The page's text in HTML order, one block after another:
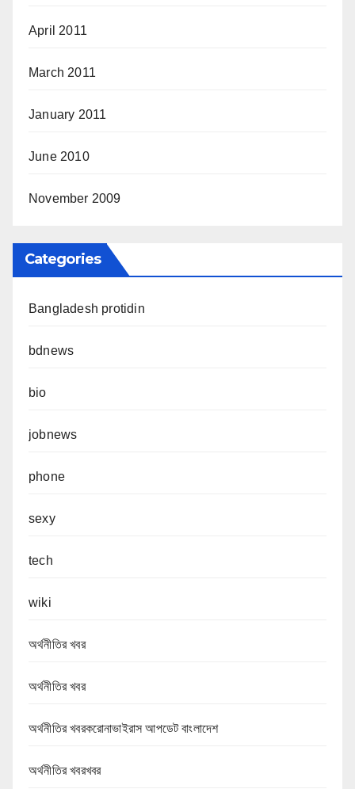
April 2011
March 2011
January 2011
June 2010
November 2009
Categories
Bangladesh protidin
bdnews
bio
jobnews
phone
sexy
tech
wiki
অর্থনীতির খবর
অর্থনীতির খবর
অর্থনীতির খবরকরোনাভাইরাস আপডেট বাংলাদেশ
অর্থনীতির খবরখবর